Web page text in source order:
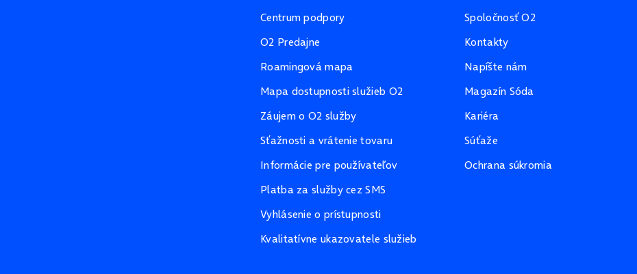
Centrum podpory
O2 Predajne
Roamingová mapa
Mapa dostupnosti služieb O2
Záujem o O2 služby
Sťažnosti a vrátenie tovaru
Informácie pre používateľov
Platba za služby cez SMS
Vyhlásenie o prístupnosti
Kvalitatívne ukazovatele služieb
Spoločnosť O2
Kontakty
Napíšte nám
Magazín Sóda
Kariéra
Súťaže
Ochrana súkromia